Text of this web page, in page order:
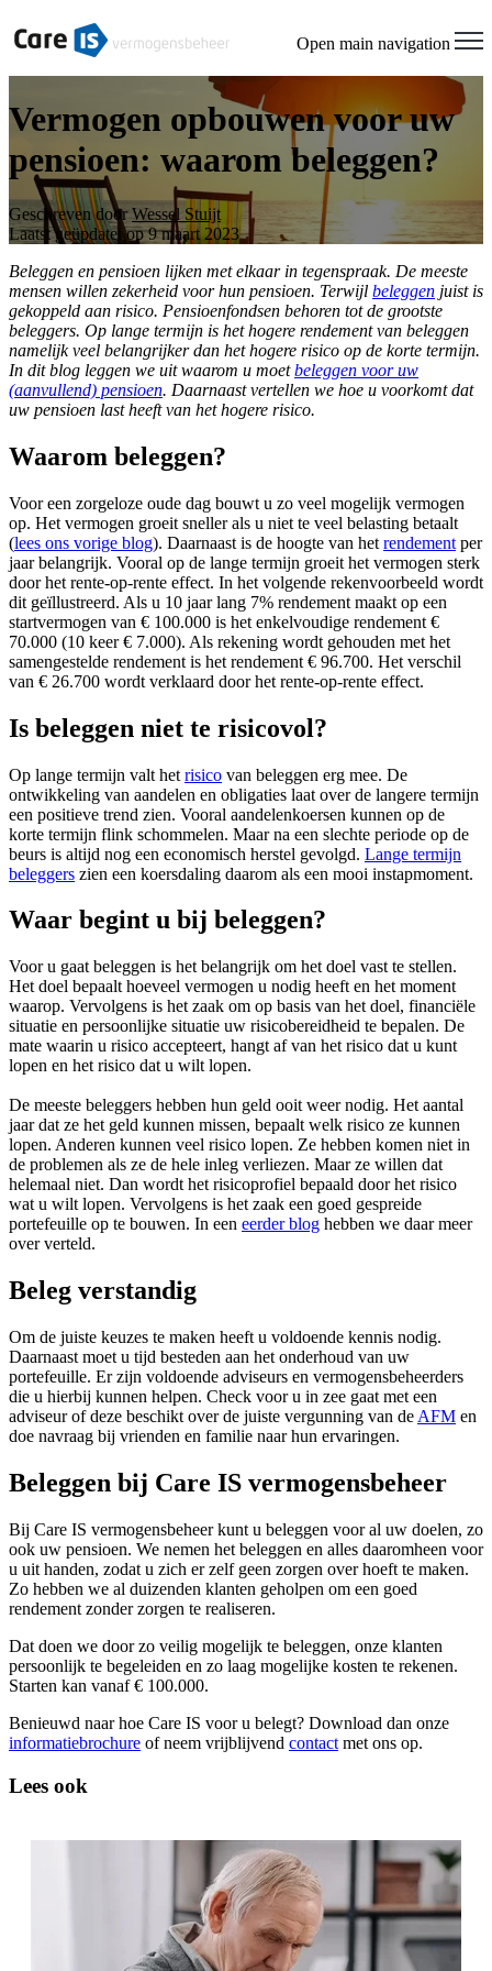
to
in
Accessibility
screen
reader.
To
the
All
One
Accessibility
screen
reader,
press
"Ctrl
+
/".
shortcut
screen
reader
to
help
you
navigate
and
interact
with
the
Open main navigation
Vermogen opbouwen voor uw
pensioen: waarom beleggen?
Geschreven doorWessel Stuijt
Laatst geüpdatet op 9 maart 2023
Beleggen en pensioen lijken met elkaar in tegenspraak. De meeste
mensen willen zekerheid voor hun pensioen. Terwijl beleggen juist is
gekoppeld aan risico. Pensioenfondsen behoren tot de grootste
beleggers. Op lange termijn is het hogere rendement van beleggen
namelijk veel belangrijker dan het hogere risico op de korte termijn.
In dit blog leggen we uit waarom u moetbeleggen voor uw
(aanvullend) pensioen. Daarnaast vertellen we hoe u voorkomt dat
uw pensioen last heeft van het hogere risico.
Waarom beleggen?
Voor een zorgeloze oude dag bouwt u zo veel mogelijk vermogen
op. Het vermogen groeit sneller als u niet te veel belasting betaalt
(lees ons vorige blog). Daarnaast is de hoogte van het rendement per
jaar belangrijk. Vooral op de lange termijn groeit het vermogen sterk
door het rente-op-rente effect. In het volgende rekenvoorbeeld wordt
dit geïllustreerd. Als u 10 jaar lang 7% rendement maakt op een
startvermogen van € 100.000 is het enkelvoudige rendement €
70.000 (10 keer € 7.000). Als rekening wordt gehouden met het
samengestelde rendement is het rendement € 96.700. Het verschil
van € 26.700 wordt verklaard door het rente-op-rente effect.
Is beleggen niet te risicovol?
Op lange termijn valt het risico van beleggen erg mee. De
ontwikkeling van aandelen en obligaties laat over de langere termijn
een positieve trend zien. Vooral aandelenkoersen kunnen op de
korte termijn flink schommelen. Maar na een slechte periode op de
beurs is altijd nog een economisch herstel gevolgd. Lange termijn
beleggers zien een koersdaling daarom als een mooi instapmoment.
Waar begint u bij beleggen?
Voor u gaat beleggen is het belangrijk om het doel vast te stellen.
Het doel bepaalt hoeveel vermogen u nodig heeft en het moment
waarop. Vervolgens is het zaak om op basis van het doel, financiële
situatie en persoonlijke situatie uw risicobereidheid te bepalen. De
mate waarin u risico accepteert, hangt af van het risico dat u kunt
lopen en het risico dat u wilt lopen.
De meeste beleggers hebben hun geld ooit weer nodig. Het aantal
jaar dat ze het geld kunnen missen, bepaalt welk risico ze kunnen
lopen. Anderen kunnen veel risico lopen. Ze hebben komen niet in
de problemen als ze de hele inleg verliezen. Maar ze willen dat
helemaal niet. Dan wordt het risicoprofiel bepaald door het risico
wat u wilt lopen. Vervolgens is het zaak een goed gespreide
portefeuille op te bouwen. In een eerder blog hebben we daar meer
over verteld.
Beleg verstandig
Om de juiste keuzes te maken heeft u voldoende kennis nodig.
Daarnaast moet u tijd besteden aan het onderhoud van uw
portefeuille. Er zijn voldoende adviseurs en vermogensbeheerders
die u hierbij kunnen helpen. Check voor u in zee gaat met een
adviseur of deze beschikt over de juiste vergunning van de AFM en
doe navraag bij vrienden en familie naar hun ervaringen.
Beleggen bij Care IS vermogensbeheer
Bij Care IS vermogensbeheer kunt u beleggen voor al uw doelen, zo
ook uw pensioen. We nemen het beleggen en alles daaromheen voor
u uit handen, zodat u zich er zelf geen zorgen over hoeft te maken.
Zo hebben we al duizenden klanten geholpen om een goed
rendement zonder zorgen te realiseren.
Dat doen we door zo veilig mogelijk te beleggen, onze klanten
persoonlijk te begeleiden en zo laag mogelijke kosten te rekenen.
Starten kan vanaf € 100.000.
Benieuwd naar hoe Care IS voor u belegt? Download dan onze
informatiebrochure of neem vrijblijvend contact met ons op.
Lees ook